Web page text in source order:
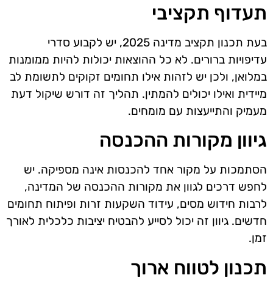
תעדוף תקציבי
בעת תכנון תקציב מדינה 2025, יש לקבוע סדרי
עדיפויות ברורים. לא כל ההוצאות יכולות להיות ממומנות
במלואן, ולכן יש לזהות אילו תחומים זקוקים לתשומת לב
מיידית ואילו יכולים להמתין. תהליך זה דורש שיקול דעת
מעמיק והתייעצות עם מומחים.
גיוון מקורות ההכנסה
הסתמכות על מקור אחד להכנסות אינה מספיקה. יש
לחפש דרכים לגוון את מקורות ההכנסה של המדינה,
לרבות חידוש מסים, עידוד השקעות זרות ופיתוח תחומים
חדשים. גיוון זה יכול לסייע להבטיח יציבות כלכלית לאורך
זמן.
תכנון לטווח ארוך